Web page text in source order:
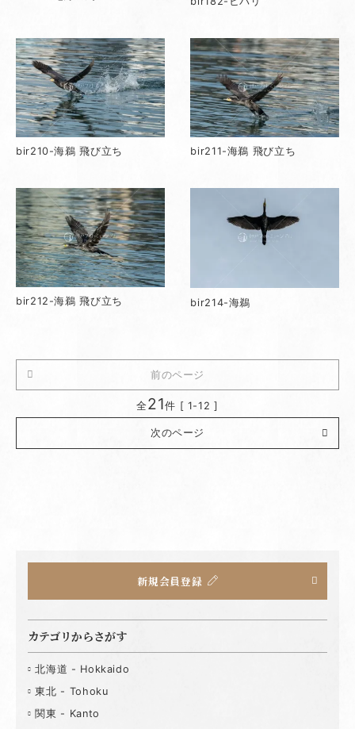
bir210-海鵜 飛び立ち bir211-海鵜 飛び立ち
bir212-海鵜 飛び立ち bir214-海鵜
前のページ
全21件 [ 1-12 ]
次のページ
新規会員登録
カテゴリからさがす
北海道 - Hokkaido
東北 - Tohoku
関東 - Kanto